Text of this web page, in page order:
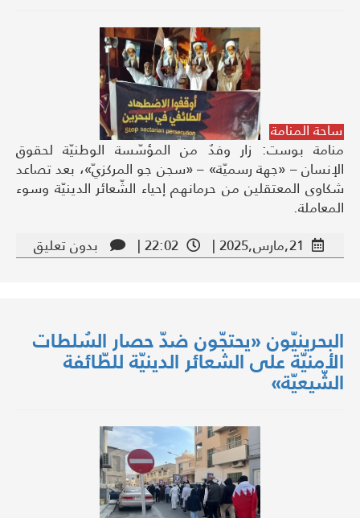
ساحة المنامة
منامة بوست: زار وفدٌ من المؤسّسة الوطنيّة لحقوق
الإنسان – «جهة رسميّة» – «سجن جو المركزيّ»، بعد تصاعد
شكاوى المعتقلين من حرمانهم إحياء الشّعائر الدينيّة وسوء
المعاملة.
21,مارس,2025 |
22:02 | بدون تعليق
البحرينيّون «يحتجّون ضدّ حصار السُلطات
الأمنيّة على الشعائر الدينيّة للطّائفة
الشّيعيّة»